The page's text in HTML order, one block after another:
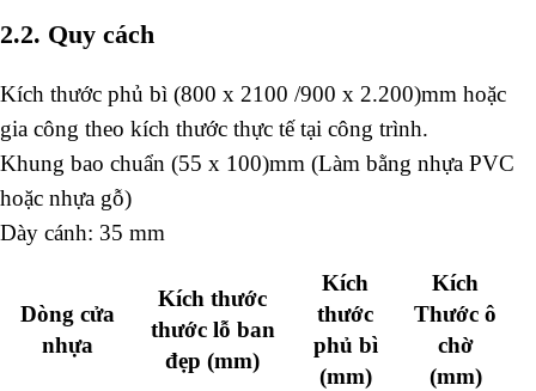
2.2. Quy cách
Kích thước phủ bì (800 x 2100 /900 x 2.200)mm hoặc
gia công theo kích thước thực tế tại công trình.
Khung bao chuẩn (55 x 100)mm (Làm bằng nhựa PVC
hoặc nhựa gỗ)
Dày cánh: 35 mm
Dòng cửa
nhựa
Kích thước
thước lỗ ban
đẹp (mm)
Kích
thước
phủ bì
(mm)
Kích
Thước ô
chờ
(mm)